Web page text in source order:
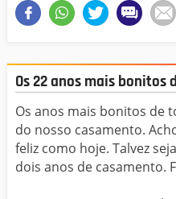
Os 22 anos mais bonitos
Os anos mais bonitos de
do nosso casamento.
feliz como hoje. Talvez
dois anos de casamento.